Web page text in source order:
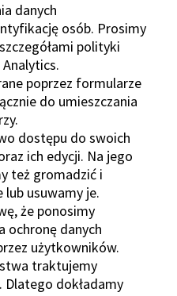
danych
osób. Prosimy
polityki
poprzez formularze
do umieszczania
dostępu do swoich
ich edycji. Na jego
też gromadzić i
usuwamy je.
że ponosimy
ochronę danych
użytkowników.
traktujemy
Dlatego dokładamy